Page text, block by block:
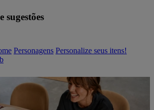
sugestões
Personagens Personalize seus itens!